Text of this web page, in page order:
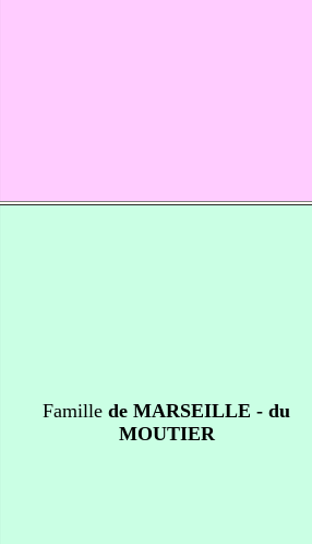
Famille de MARSEILLE - du
MOUTIER